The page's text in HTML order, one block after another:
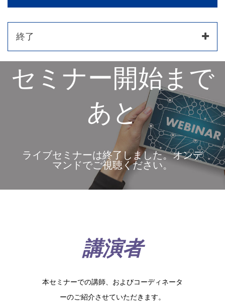
終了
セミナー開始まで
あと
ライブセミナーは終了しました。オンデ
マンドでご視聴ください。
講演者
本セミナーでの講師、およびコーディネータ
ーのご紹介させていただきます。